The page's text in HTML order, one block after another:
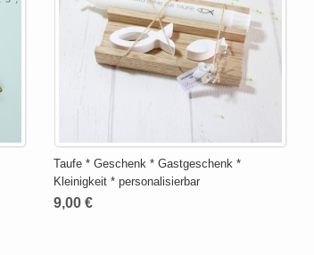
Taufe * Geschenk * Gastgeschenk *
Kleinigkeit * personalisierbar
9,00 €